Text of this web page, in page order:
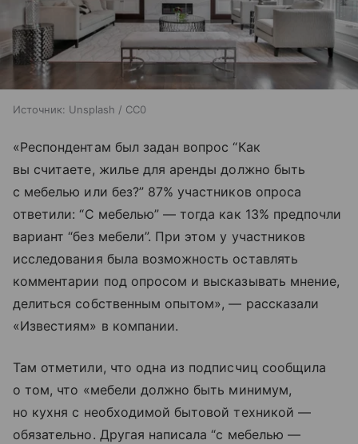
Источник: Unsplash / CC0
«Респондентам был задан вопрос “Как
вы считаете, жилье для аренды должно быть
с мебелью или без?” 87% участников опроса
ответили: “С мебелью” — тогда как 13% предпочли
вариант “без мебели”. При этом у участников
исследования была возможность оставлять
комментарии под опросом и высказывать мнение,
делиться собственным опытом», — рассказали
«Известиям» в компании.
Там отметили, что одна из подписчиц сообщила
о том, что «мебели должно быть минимум,
но кухня с необходимой бытовой техникой —
обязательно. Другая написала “с мебелью —